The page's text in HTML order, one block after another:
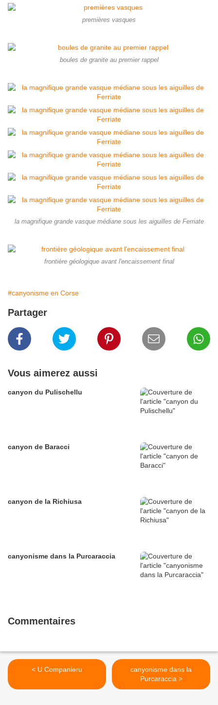
premières vasques
boules de granite au premier rappel
la magnifique grande vasque médiane sous les aiguilles de Ferriate
frontière géologique avant l'encaissement final
#canyonisme en Corse
Partager
Vous aimerez aussi
canyon du Pulischellu
canyon de Baracci
canyon de la Richiusa
canyonisme dans la Purcaraccia
Commentaires
< U Companieru
canyonisme dans la
Purcaraccia >